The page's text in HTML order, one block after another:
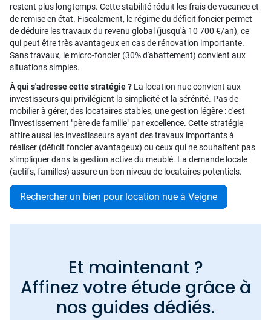
restent plus longtemps. Cette stabilité réduit les frais de vacance et
de remise en état. Fiscalement, le régime du déficit foncier permet
de déduire les travaux du revenu global (jusqu'à 10 700 €/an), ce
qui peut être très avantageux en cas de rénovation importante.
Sans travaux, le micro-foncier (30% d'abattement) convient aux
situations simples.
À qui s'adresse cette stratégie ? La location nue convient aux
investisseurs qui privilégient la simplicité et la sérénité. Pas de
mobilier à gérer, des locataires stables, une gestion légère : c'est
l'investissement "père de famille" par excellence. Cette stratégie
attire aussi les investisseurs ayant des travaux importants à
réaliser (déficit foncier avantageux) ou ceux qui ne souhaitent pas
s'impliquer dans la gestion active du meublé. La demande locale
(actifs, familles) assure un bon niveau de locataires potentiels.
Rechercher un bien pour location nue à Veigne
Et maintenant ?
Affinez votre étude grâce à
nos guides dédiés.